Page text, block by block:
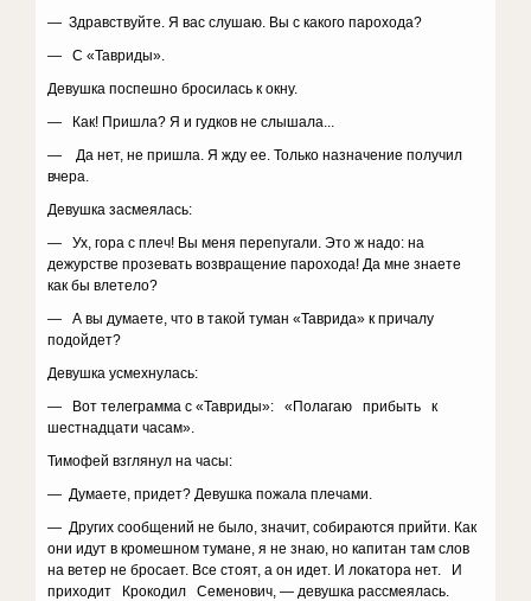
— Здравствуйте. Я вас слушаю. Вы с какого парохода?
— С «Тавриды».
Девушка поспешно бросилась к окну.
— Как! Пришла? Я и гудков не слышала...
— Да нет, не пришла. Я жду ее. Только назначение получил
вчера.
Девушка засмеялась:
— Ух, гора с плеч! Вы меня перепугали. Это ж надо: на
дежурстве прозевать возвращение парохода! Да мне знаете
как бы влетело?
— А вы думаете, что в такой туман «Таврида» к причалу
подойдет?
Девушка усмехнулась:
— Вот телеграмма с «Тавриды»: «Полагаю прибыть к
шестнадцати часам».
Тимофей взглянул на часы:
— Думаете, придет? Девушка пожала плечами.
— Других сообщений не было, значит, собираются прийти. Как
они идут в кромешном тумане, я не знаю, но капитан там слов
на ветер не бросает. Все стоят, а он идет. И локатора нет. И
приходит Крокодил Семенович, — девушка рассмеялась.